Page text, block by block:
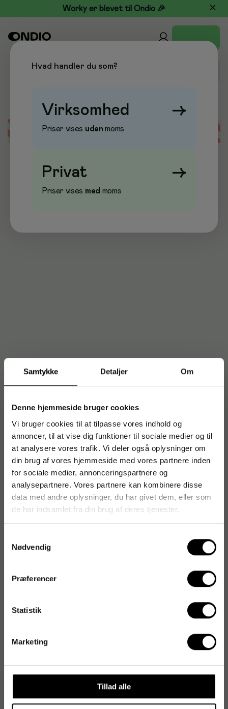
Samtykke Detaljer Om
Denne hjemmeside bruger cookies
Vi bruger cookies til at tilpasse vores indhold og
annoncer, til at vise dig funktioner til sociale medier og til
at analysere vores trafik. Vi deler også oplysninger om
din brug af vores hjemmeside med vores partnere inden
for sociale medier, annonceringspartnere og
analysepartnere. Vores partnere kan kombinere disse
data med andre oplysninger, du har givet dem, eller som
de har indsamlet fra din brug af deres tjenester.
Nødvendig
Præferencer
Statistik
Marketing
Tillad alle
Worky er blevet til Ondio 🎉
Error loading data
Hvad handler du som?
Virksomhed →
Priser vises uden moms
Privat →
Priser vises med moms